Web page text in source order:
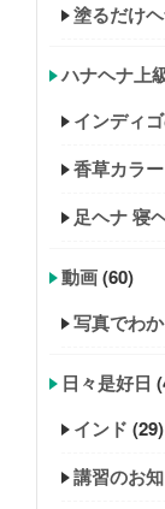
塗るだけ
ハナヘナ上
インディ
香草カラ
足ヘナ 寝
動画(60)
写真でわ
日々是好日
インド (29)
講習のお